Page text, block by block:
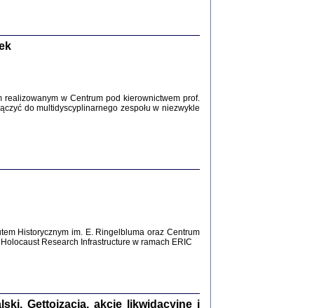
Warszawa 2016
JEST POSIADAĆ DOM POD ZIEMIĄ ...
w Centrum pod kierownictwem prof.
do multidyscyplinarnego zespołu w niezwykle
Historycznym im. E. Ringelbluma oraz Centrum
Research Infrastructure w ramach ERIC
Gettoizacja, akcje likwidacyjne i